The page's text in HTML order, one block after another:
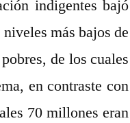
indigentes bajó
más bajos de
de los cuales
en contraste con
70 millones eran